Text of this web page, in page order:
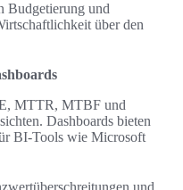
Budgetierung und
über den
MTTR, MTBF und
Dashboards bieten
BI-Tools wie Microsoft